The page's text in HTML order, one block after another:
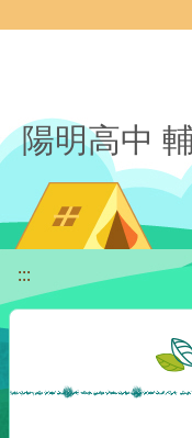
陽明高中
:::